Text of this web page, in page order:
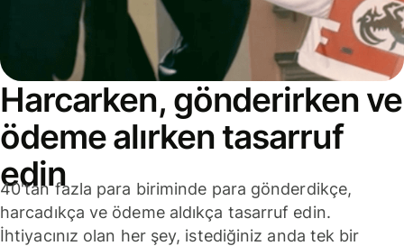
Harcarken, gönderirken ve
ödeme alırken tasarruf
edin
40'tan fazla para biriminde para gönderdikçe,
harcadıkça ve ödeme aldıkça tasarruf edin.
İhtiyacınız olan her şey, istediğiniz anda tek bir